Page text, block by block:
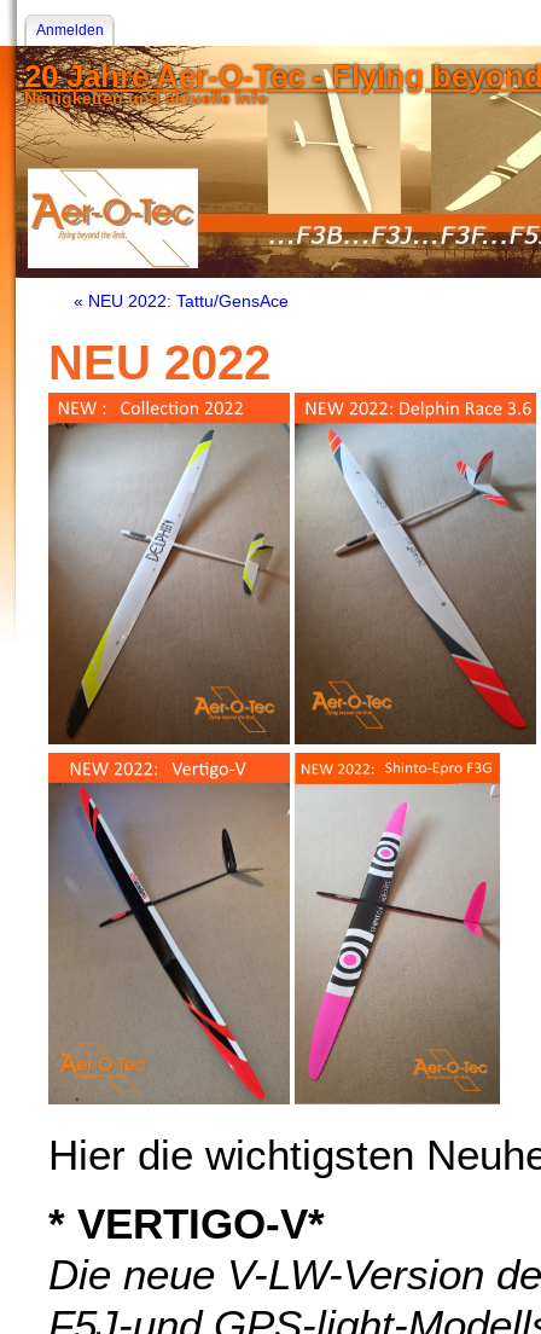
Anmelden
20 Jahre Aer-O-Tec - Flying
Neuigkeiten und aktuelle Info
« NEU 2022: Tattu/GensAce
NEU 2022
Hier die wichtigsten
* VERTIGO-V*
Die neue V-LW-Version